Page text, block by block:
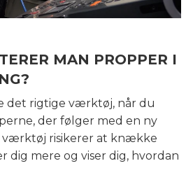
MAN PROPPER I
det rigtige værktøj, når du
der følger med en ny
værktøj risikerer at knække
dig mere og viser dig, hvordan